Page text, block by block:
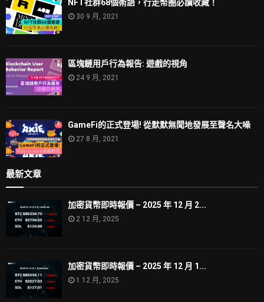
NFT社群68個術語，行走幣圈必讀收藏！
30 9 月, 2021
區塊鏈用戶行為報告: 遊戲的視角
24 9 月, 2021
GameFi的正式登場! 從默默無聞地發展至聲名大噪
27 8 月, 2021
最新文章
加密貨幣即時報價 – 2025 年 12 月 2...
2 12 月, 2025
加密貨幣即時報價 – 2025 年 12 月 1...
1 12 月, 2025